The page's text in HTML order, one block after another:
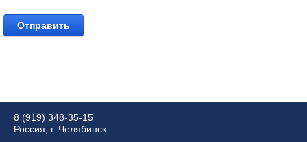
Отправить
8 (919) 348-35-15
Россия, г. Челябинск